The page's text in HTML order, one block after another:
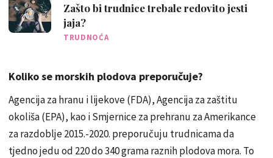
Zašto bi trudnice trebale redovito jesti
jaja?
TRUDNOĆA
Koliko se morskih plodova preporučuje?
Agencija za hranu i lijekove (FDA), Agencija za zaštitu
okoliša (EPA), kao i Smjernice za prehranu za Amerikance
za razdoblje 2015.-2020. preporučuju trudnicama da
tjedno jedu od 220 do 340 grama raznih plodova mora. To